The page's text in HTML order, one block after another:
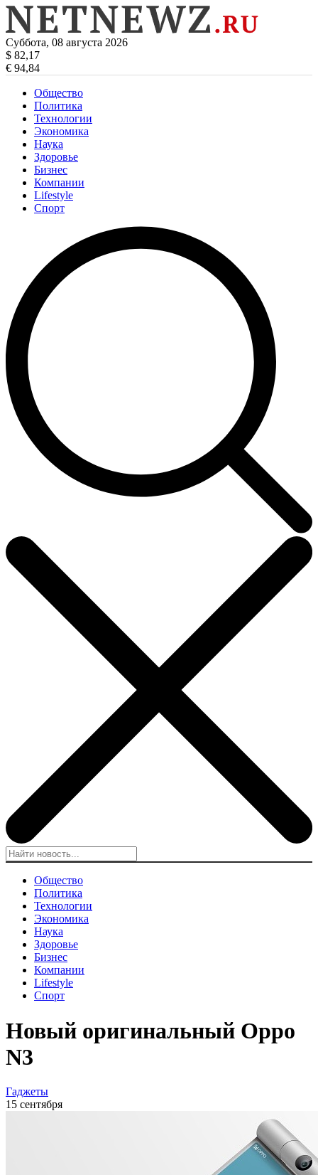
Суббота, 08 августа 2026
$ 82,17
€ 94,84
Общество
Политика
Технологии
Экономика
Наука
Здоровье
Бизнес
Компании
Lifestyle
Спорт
Общество
Политика
Технологии
Экономика
Наука
Здоровье
Бизнес
Компании
Lifestyle
Спорт
Новый оригинальный Oppo
N3
Гаджеты
15 сентября